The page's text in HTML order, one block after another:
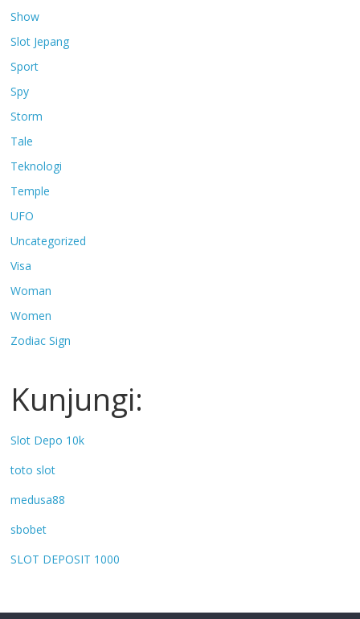
Show
Slot Jepang
Sport
Spy
Storm
Tale
Teknologi
Temple
UFO
Uncategorized
Visa
Woman
Women
Zodiac Sign
Kunjungi:
Slot Depo 10k
toto slot
medusa88
sbobet
SLOT DEPOSIT 1000